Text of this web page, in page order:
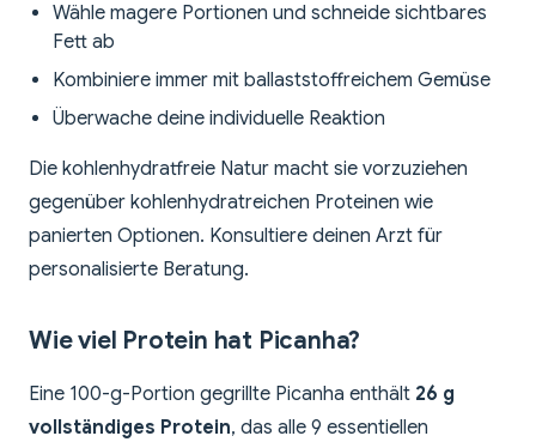
Wähle magere Portionen und schneide sichtbares
Fett ab
Kombiniere immer mit ballaststoffreichem Gemüse
Überwache deine individuelle Reaktion
Die kohlenhydratfreie Natur macht sie vorzuziehen
gegenüber kohlenhydratreichen Proteinen wie
panierten Optionen. Konsultiere deinen Arzt für
personalisierte Beratung.
Wie viel Protein hat Picanha?
Eine 100-g-Portion gegrillte Picanha enthält 26 g
vollständiges Protein, das alle 9 essentiellen